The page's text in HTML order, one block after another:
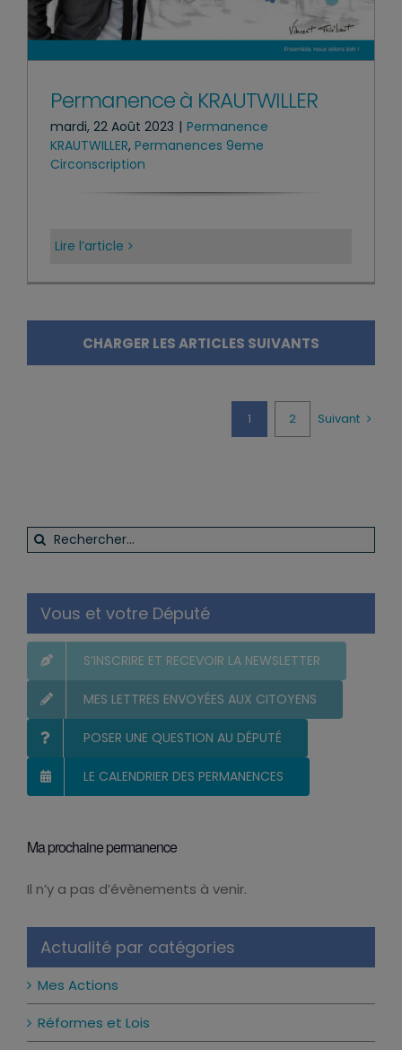
Permanence à KRAUTWILLER
mardi, 22 Août 2023 | Permanence
KRAUTWILLER, Permanences 9eme
Circonscription
Lire l’article
CHARGER LES ARTICLES SUIVANTS
1 2 Suivant
Rechercher:
Vous et votre Député
S’INSCRIRE ET RECEVOIR LA NEWSLETTER
MES LETTRES ENVOYÉES AUX CITOYENS
POSER UNE QUESTION AU DÉPUTÉ
LE CALENDRIER DES PERMANENCES
Ma prochaine permanence
Notice
Il n’y a pas d’évènements à venir.
Actualité par catégories
Mes Actions
Réformes et Lois